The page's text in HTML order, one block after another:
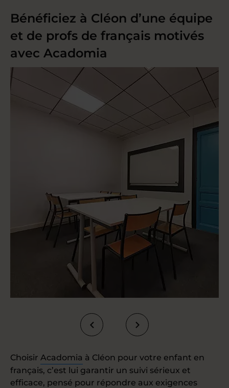
Bénéficiez à Cléon d’une équipe
et de profs de français motivés
avec Acadomia
Choisir Acadomia à Cléon pour votre enfant en
français, c’est lui garantir un suivi sérieux et
efficace, pensé pour répondre aux exigences